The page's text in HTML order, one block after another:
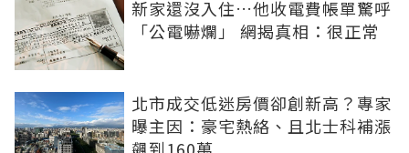
新家還沒入住…他收電費帳單驚呼
「公電嚇爛」 網揭真相：很正常
北市成交低迷房價卻創新高？專家
曝主因：豪宅熱絡、且北士科補漲